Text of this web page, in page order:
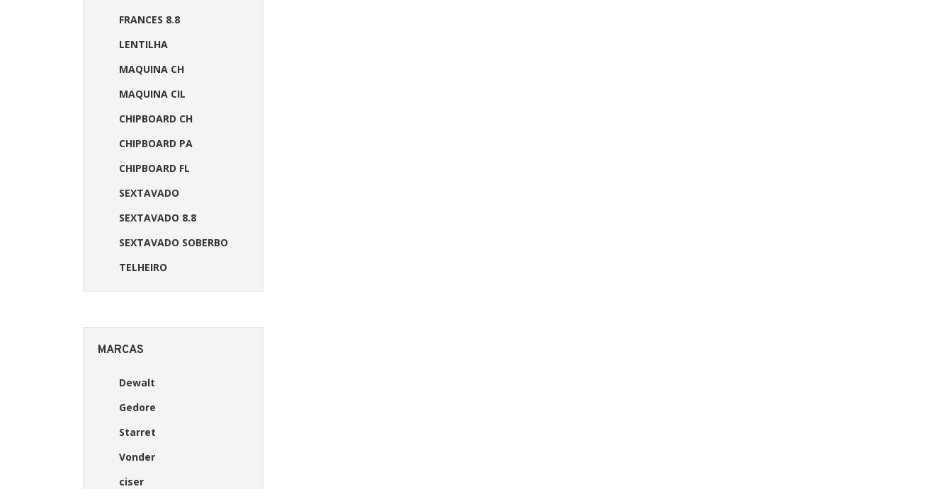
FRANCES 8.8
LENTILHA
MAQUINA CH
MAQUINA CIL
CHIPBOARD CH
CHIPBOARD PA
CHIPBOARD FL
SEXTAVADO
SEXTAVADO 8.8
SEXTAVADO SOBERBO
TELHEIRO
MARCAS
Dewalt
Gedore
Starret
Vonder
ciser